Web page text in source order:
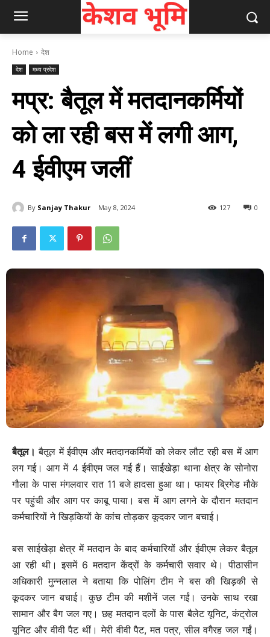
Home देश
देश मध्य प्रदेश
मप्र: बैतूल में मतदानकर्मियों
को ला रही बस में लगी आग,
4 ईवीएम जलीं
By Sanjay Thakur May 8, 2024 0
127
बैतूल। बैतूल में ईवीएम और मतदानकर्मियों को लेकर लौट रही बस में आग
लग गई। आग में 4 ईवीएम जल गई हैं। साईखेड़ा थाना क्षेत्र के सोनोरा
गौला के पास मंगलवार रात 11 बजे हादसा हुआ था। फायर ब्रिगेड मौके
पर पहुंची और आग पर काबू पाया। बस में आग लगने के दौरान मतदान
कर्मचारियों ने खिड़कियों के कांच तोड़कर कूदकर जान बचाई।
बस साईखेड़ा क्षेत्र में मतदान के बाद कर्मचारियों और ईवीएम लेकर बैतूल
आ रही थी। इसमें 6 मतदान केंद्रों के कर्मचारी सवार थे। पीठासीन
अधिकारी मुन्नलाल ने बताया कि पोलिंग टीम ने बस की खिड़की से
कूदकर जान बचाई। कुछ टीम की मशीनें जल गईं। उनके साथ रखा
सामान और बैग जल गए। छह मतदान दलों के पास बैलेट यूनिट, कंट्रोल
यूनिट और वीवी पैट थीं। मेरी वीवी पैट, मत पत्र, सील वगैरह जल गईं।